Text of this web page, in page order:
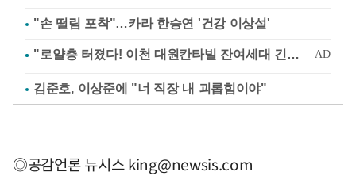
"손 떨림 포착"…카라 한승연 '건강 이상설'
김준호, 이상준에 "너 직장 내 괴롭힘이야"
◎공감언론 뉴시스king@newsis.com